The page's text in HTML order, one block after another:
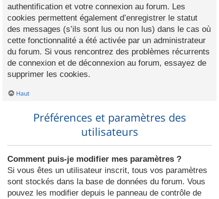
authentification et votre connexion au forum. Les
cookies permettent également d’enregistrer le statut
des messages (s’ils sont lus ou non lus) dans le cas où
cette fonctionnalité a été activée par un administrateur
du forum. Si vous rencontrez des problèmes récurrents
de connexion et de déconnexion au forum, essayez de
supprimer les cookies.
Haut
Préférences et paramètres des
utilisateurs
Comment puis-je modifier mes paramètres ?
Si vous êtes un utilisateur inscrit, tous vos paramètres
sont stockés dans la base de données du forum. Vous
pouvez les modifier depuis le panneau de contrôle de